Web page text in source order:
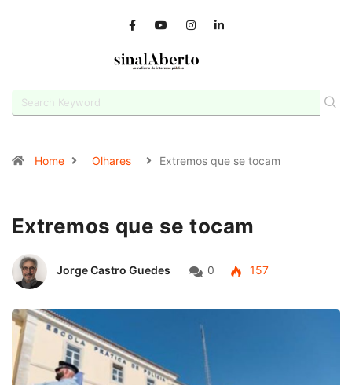
Home Olhares Extremos que se tocam
Extremos que se tocam
Jorge Castro Guedes 0 157